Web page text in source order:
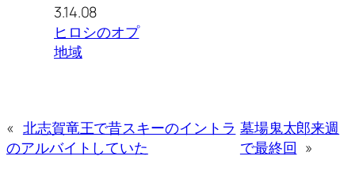
3.14.08
ヒロシのオプ
地域
« 北志賀竜王で昔スキーのイントラ
のアルバイトしていた
墓場鬼太郎来週
で最終回 »